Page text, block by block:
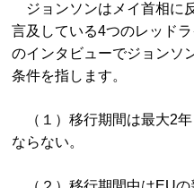
ジョンソンはメイ首相に
言及している4つのレッド
のインタビューでジョンソ
条件を指します。
（１）移行期間は最大2
ならない。